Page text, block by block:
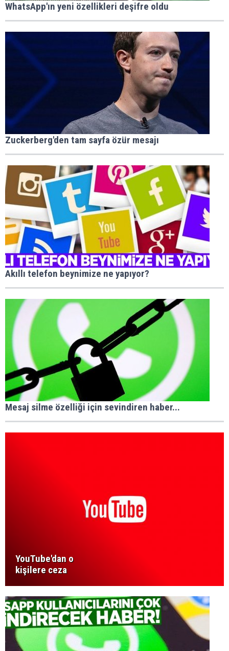
WhatsApp'ın yeni özellikleri deşifre oldu
Zuckerberg'den tam sayfa özür mesajı
Akıllı telefon beynimize ne yapıyor?
Mesaj silme özelliği için sevindiren haber...
YouTube'dan o
kişilere ceza